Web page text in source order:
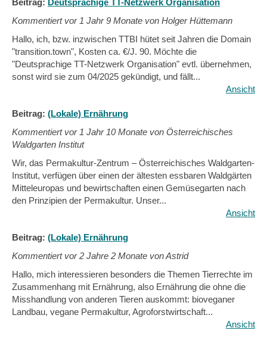
Beitrag: Deutsprachige TT-Netzwerk Organisation
Kommentiert vor 1 Jahr 9 Monate von Holger Hüttemann
Hallo, ich, bzw. inzwischen TTBI hütet seit Jahren die Domain
"transition.town", Kosten ca. €/J. 90. Möchte die
"Deutsprachige TT-Netzwerk Organisation" evtl. übernehmen,
sonst wird sie zum 04/2025 gekündigt, und fällt...
Ansicht
Beitrag: (Lokale) Ernährung
Kommentiert vor 1 Jahr 10 Monate von Österreichisches
Waldgarten Institut
Wir, das Permakultur-Zentrum – Österreichisches Waldgarten-
Institut, verfügen über einen der ältesten essbaren Waldgärten
Mitteleuropas und bewirtschaften einen Gemüsegarten nach
den Prinzipien der Permakultur. Unser...
Ansicht
Beitrag: (Lokale) Ernährung
Kommentiert vor2 Jahre 2 Monate von Astrid
Hallo, mich interessieren besonders die Themen Tierrechte im
Zusammenhang mit Ernährung, also Ernährung die ohne die
Misshandlung von anderen Tieren auskommt: bioveganer
Landbau, vegane Permakultur, Agroforstwirtschaft...
Ansicht